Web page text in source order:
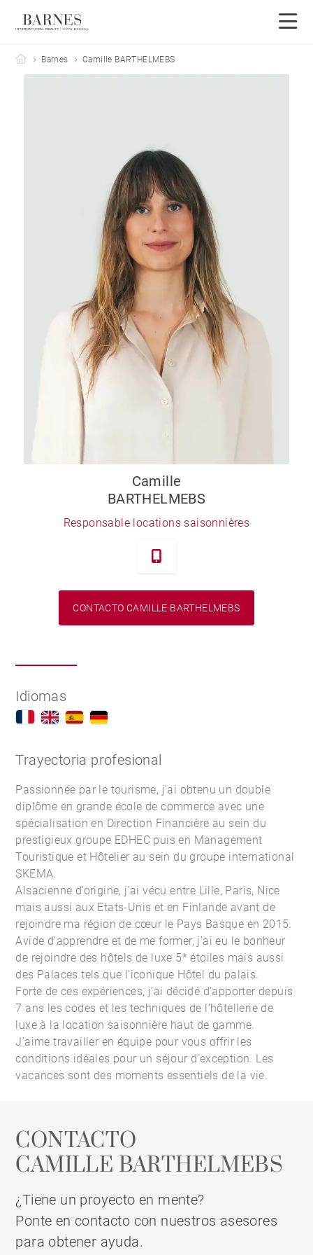
Barnes Côte Basque
Barnes Camille BARTHELMEBS
Camille
BARTHELMEBS
Responsable locations saisonnières
CONTACTO CAMILLE BARTHELMEBS
Idiomas
Trayectoria profesional
Passionnée par le tourisme, j’ai obtenu un double
diplôme en grande école de commerce avec une
spécialisation en Direction Financière au sein du
prestigieux groupe EDHEC puis en Management
Touristique et Hôtelier au sein du groupe international
SKEMA.
Alsacienne d’origine, j’ai vécu entre Lille, Paris, Nice
mais aussi aux Etats-Unis et en Finlande avant de
rejoindre ma région de cœur le Pays Basque en 2015.
Avide d’apprendre et de me former, j’ai eu le bonheur
de rejoindre des hôtels de luxe 5* étoiles mais aussi
des Palaces tels que l’iconique Hôtel du palais.
Forte de ces expériences, j’ai décidé d’apporter depuis
7 ans les codes et les techniques de l’hôtellerie de
luxe à la location saisonnière haut de gamme.
J’aime travailler en équipe pour vous offrir les
conditions idéales pour un séjour d’exception. Les
vacances sont des moments essentiels de la vie.
CONTACTO
CAMILLE BARTHELMEBS
¿Tiene un proyecto en mente?
Ponte en contacto con nuestros asesores
para obtener ayuda.